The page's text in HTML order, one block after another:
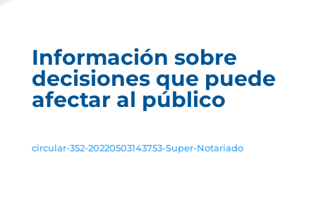
Información sobre
decisiones que puede
afectar al público
circular-352-20220503143753-Super-Notariado